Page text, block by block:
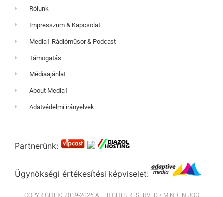
Rólunk
Impresszum & Kapcsolat
Media1 Rádióműsor & Podcast
Támogatás
Médiaajánlat
About Media1
Adatvédelmi irányelvek
Partnerünk:
Ügynökségi értékesítési képviselet:
COPYRIGHT © 2019-2026 ALL RIGHTS RESERVED / MINDEN JOG